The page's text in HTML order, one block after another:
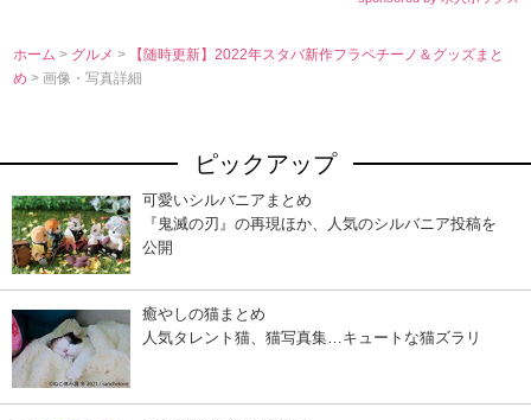
ホーム > グルメ>
【随時更新】2022年スタバ新作フラペチーノ＆グッズまと
め> 画像・写真詳細
ピックアップ
可愛いシルバニアまとめ
『鬼滅の刃』の再現ほか、人気のシルバニア投稿を
公開
癒やしの猫まとめ
人気タレント猫、猫写真集…キュートな猫ズラリ